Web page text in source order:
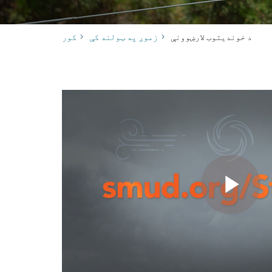
کور زموږ په ټولنه کې ​​د خوندیتوب لارښوونې